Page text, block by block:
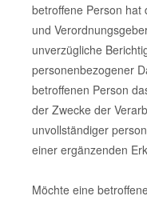
betroffene Person hat
und
unverzügliche
personenbezogener
betroffenen Person
der Zwecke der
unvollständiger
einer ergänzenden
Möchte eine